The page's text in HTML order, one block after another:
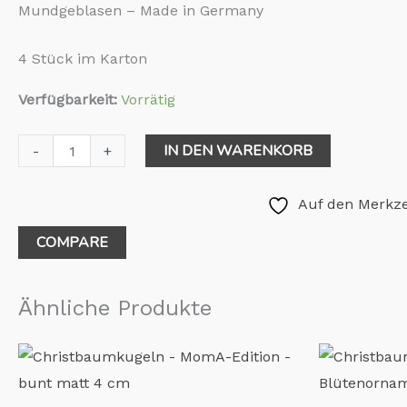
Mundgeblasen – Made in Germany
4 Stück im Karton
Verfügbarkeit: Vorrätig
- + IN DEN WARENKORB
Auf den
COMPARE
Ähnliche Produkte